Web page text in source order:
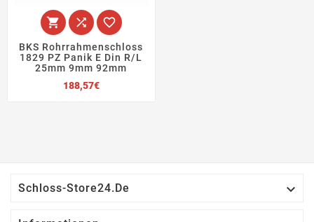
  
BKS Rohrrahmenschloss
1829 PZ Panik E Din R/L
25mm 9mm 92mm
188,57€Preis
Schloss-Store24.de 